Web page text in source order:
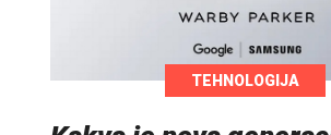
TEHNOLOGIJA